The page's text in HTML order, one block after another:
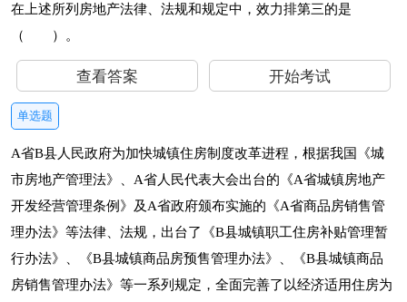
在上述所列房地产法律、法规和规定中，效力排第三的是
（ ）。
查看答案 开始考试
单选题
A省B县人民政府为加快城镇住房制度改革进程，根据我国《城
市房地产管理法》、A省人民代表大会出台的《A省城镇房地产
开发经营管理条例》及A省政府颁布实施的《A省商品房销售管
理办法》等法律、法规，出台了《B县城镇职工住房补贴管理暂
行办法》、《B县城镇商品房预售管理办法》、《B县城镇商品
房销售管理办法》等一系列规定，全面完善了以经济适用住房为